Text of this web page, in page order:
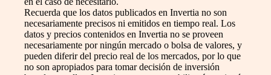
Recuerda que los datos publicados en Invertia no son
necesariamente precisos ni emitidos en tiempo real. Los
datos y precios contenidos en Invertia no se proveen
necesariamente por ningún mercado o bolsa de valores, y
pueden diferir del precio real de los mercados, por lo que
no son apropiados para tomar decisión de inversión